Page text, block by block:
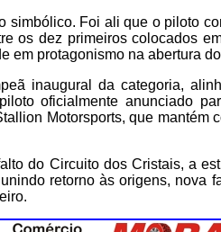
simbólico. Foi ali que o piloto
os dez primeiros colocados
em protagonismo na abertura
inaugural da categoria,
oficialmente anunciado
Motorsports, que mantém
do Circuito dos Cristais, a
retorno às origens, nova